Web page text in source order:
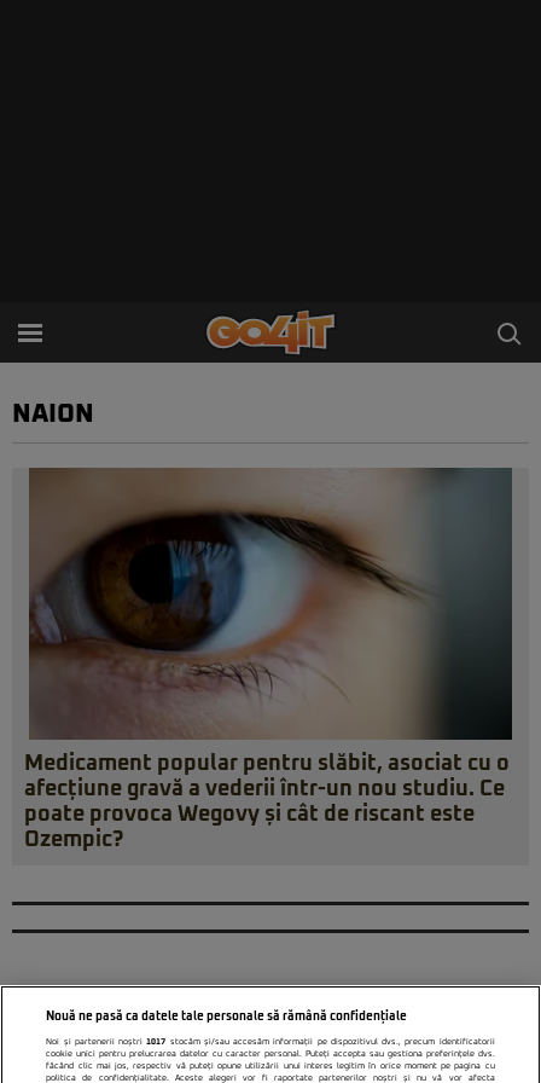
NAION
Medicament popular pentru slăbit, asociat cu o
afecțiune gravă a vederii într-un nou studiu. Ce
poate provoca Wegovy și cât de riscant este
Ozempic?
Nouă ne pasă ca datele tale personale să rămână confidențiale
Noi și partenerii noștri1017 stocăm și/sau accesăm informații pe dispozitivul dvs., precum identificatorii
cookie unici pentru prelucrarea datelor cu caracter personal. Puteți accepta sau gestiona preferințele dvs.
făcând clic mai jos, respectiv vă puteți opune utilizării unui interes legitim în orice moment pe pagina cu
politica de confidențialitate. Aceste alegeri vor fi raportate partenerilor noștri și nu vă vor afecta